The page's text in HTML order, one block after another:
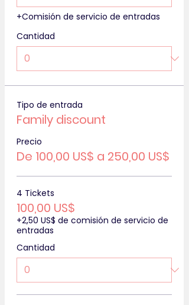
+Comisión de servicio de entradas
Cantidad
Tipo de entrada
Family discount
Precio
De 100,00 US$ a 250,00 US$
4 Tickets
100,00 US$
+2,50 US$ de comisión de servicio de
entradas
Cantidad